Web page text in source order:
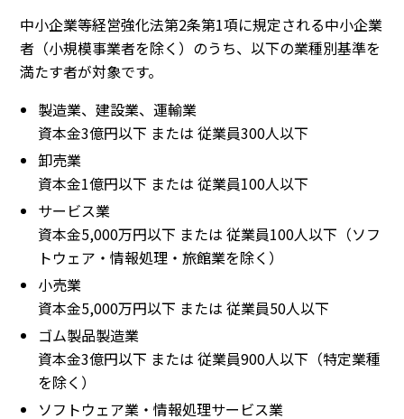
中小企業等経営強化法第2条第1項に規定される中小企業
者（小規模事業者を除く）のうち、以下の業種別基準を
満たす者が対象です。
製造業、建設業、運輸業
資本金3億円以下 または 従業員300人以下
卸売業
資本金1億円以下 または 従業員100人以下
サービス業
資本金5,000万円以下 または 従業員100人以下（ソフ
トウェア・情報処理・旅館業を除く）
小売業
資本金5,000万円以下 または 従業員50人以下
ゴム製品製造業
資本金3億円以下 または 従業員900人以下（特定業種
を除く）
ソフトウェア業・情報処理サービス業